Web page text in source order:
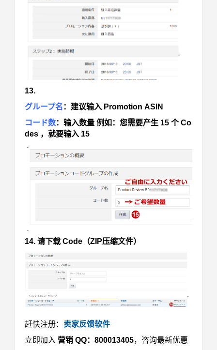
13.
グループ名： 建议输入 Promotion ASIN
コード数： 输入数量 例如：您需要产生 15 个 Co
des ，就要输入 15
14. 请下载 Code（ZIP压缩文件）
赶快注册： 卖家反馈软件
立即加入 营销 QQ：800013405，咨询最新优惠